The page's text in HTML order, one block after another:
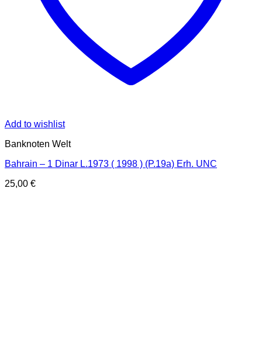
Add to wishlist
Banknoten Welt
Bahrain – 1 Dinar L.1973 ( 1998 ) (P.19a) Erh. UNC
25,00 €